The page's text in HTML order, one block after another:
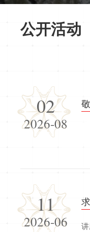
公开活动
02
2026-08
11
2026-06